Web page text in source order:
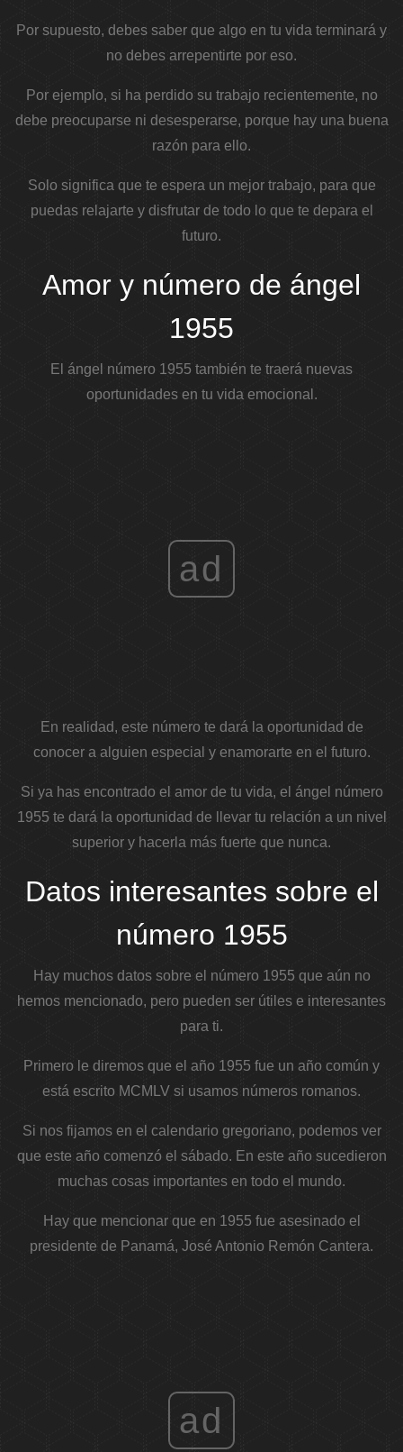
Por supuesto, debes saber que algo en tu vida terminará y
no debes arrepentirte por eso.
Por ejemplo, si ha perdido su trabajo recientemente, no
debe preocuparse ni desesperarse, porque hay una buena
razón para ello.
Solo significa que te espera un mejor trabajo, para que
puedas relajarte y disfrutar de todo lo que te depara el
futuro.
Amor y número de ángel
1955
El ángel número 1955 también te traerá nuevas
oportunidades en tu vida emocional.
ad
En realidad, este número te dará la oportunidad de
conocer a alguien especial y enamorarte en el futuro.
Si ya has encontrado el amor de tu vida, el ángel número
1955 te dará la oportunidad de llevar tu relación a un nivel
superior y hacerla más fuerte que nunca.
Datos interesantes sobre el
número 1955
Hay muchos datos sobre el número 1955 que aún no
hemos mencionado, pero pueden ser útiles e interesantes
para ti.
Primero le diremos que el año 1955 fue un año común y
está escrito MCMLV si usamos números romanos.
Si nos fijamos en el calendario gregoriano, podemos ver
que este año comenzó el sábado. En este año sucedieron
muchas cosas importantes en todo el mundo.
Hay que mencionar que en 1955 fue asesinado el
presidente de Panamá, José Antonio Remón Cantera.
ad